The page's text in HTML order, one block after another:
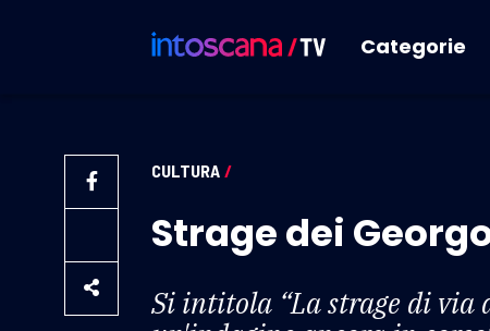
Categorie
CULTURA /
Strage dei
Si intitola “La strage di via